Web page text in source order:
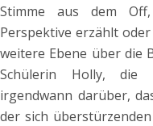
Stimme aus dem
Perspektive erzählt
weitere Ebene über die
Schülerin Holly, die
irgendwann darüber,
der sich